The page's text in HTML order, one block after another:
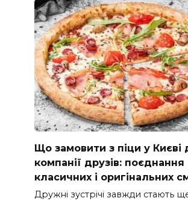
Що замовити з піци у Києві
компанії друзів: поєднання
класичних і оригінальних
Дружні зустрічі завжди стають